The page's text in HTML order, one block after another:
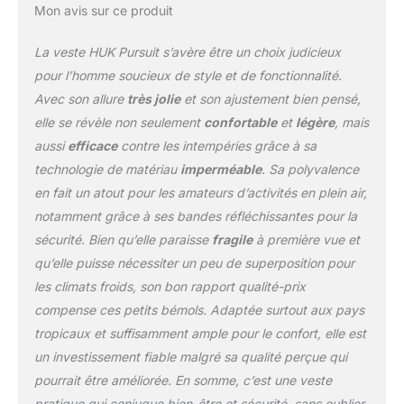
respirant 20 K, 100 %
imperméable Résistant
au vent : les tissus
résistants au vent HUK
et la construction
innovante limitent la
quantité de vent qui
atteint votre corps, vous
vous permettant de
rester dehors plus
longtemps Extensible : le
tissu mélangé de cette
donne la flexibilité et
l'élasticité dont vous
avez besoin, tout en
conservant la forme et
Mon avis sur ce produit
La veste HUK Pursuit s’avère être un choix judicieux
pour l’homme soucieux de style et de fonctionnalité.
Avec son allure très jolieet son ajustement bien pensé,
elle se révèle non seulement confortableet légère, mais
aussiefficacecontre les intempéries grâce à sa
technologie de matériau imperméable. Sa polyvalence
en fait un atout pour les amateurs d’activités en plein air,
notamment grâce à ses bandes réfléchissantes pour la
sécurité. Bien qu’elle paraisse fragileà première vue et
qu’elle puisse nécessiter un peu de superposition pour
les climats froids, son bon rapport qualité-prix
compense ces petits bémols. Adaptée surtout aux pays
tropicaux et suffisamment ample pour le confort, elle est
un investissement fiable malgré sa qualité perçue qui
pourrait être améliorée. En somme, c’est une veste